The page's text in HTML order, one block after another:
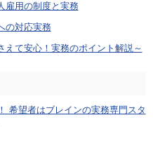
雇用の制度と実務
の対応実務
えて安心！実務のポイント解説～
希望者はブレインの実務専門スタ